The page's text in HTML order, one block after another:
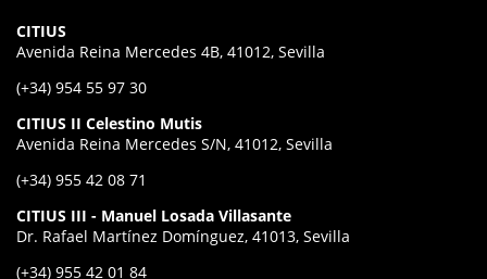
CITIUS
Avenida Reina Mercedes 4B, 41012, Sevilla
(+34) 954 55 97 30
CITIUS II Celestino Mutis
Avenida Reina Mercedes S/N, 41012, Sevilla
(+34) 955 42 08 71
CITIUS III - Manuel Losada Villasante
Dr. Rafael Martínez Domínguez, 41013, Sevilla
(+34) 955 42 01 84